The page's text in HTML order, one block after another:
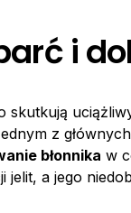
i
skutkują
z
błonnika w
jelit, a jego